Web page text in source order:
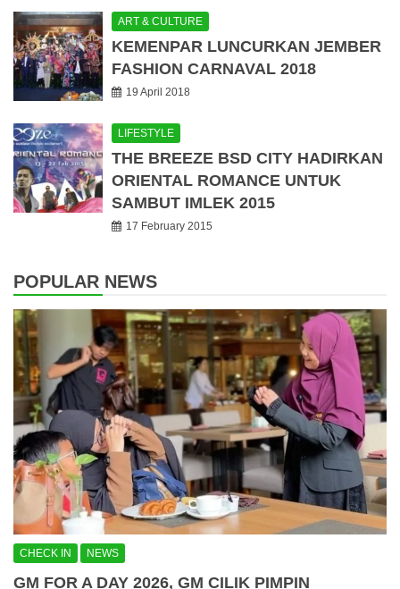
ART & CULTURE
KEMENPAR LUNCURKAN JEMBER
FASHION CARNAVAL 2018
19 April 2018
LIFESTYLE
THE BREEZE BSD CITY HADIRKAN
ORIENTAL ROMANCE UNTUK
SAMBUT IMLEK 2015
17 February 2015
POPULAR NEWS
CHECK IN NEWS
GM FOR A DAY 2026, GM CILIK PIMPIN